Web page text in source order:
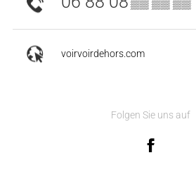
voirvoirdehors.com
Folgen Sie uns auf